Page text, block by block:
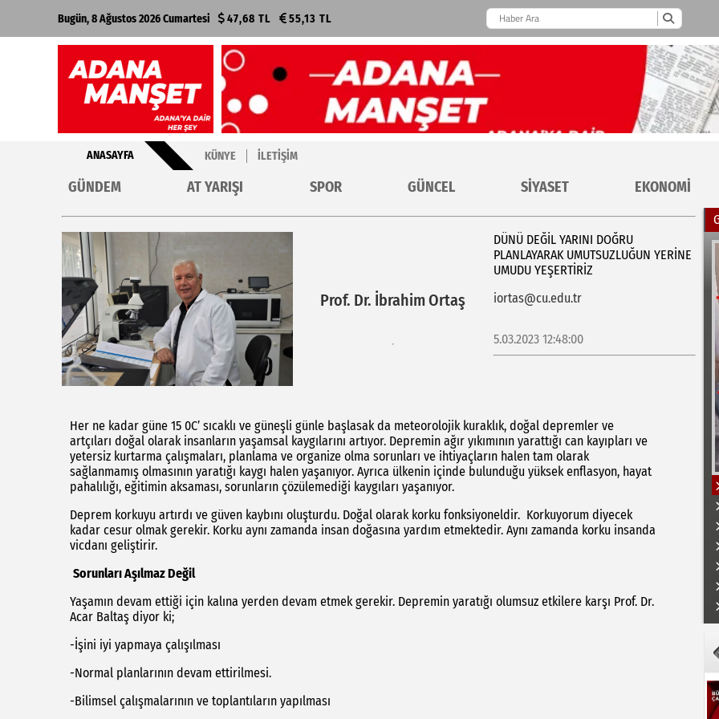
Bugün, 8 Ağustos 2026 Cumartesi 47,68 TL 55,13 TL
ANASAYFA KÜNYE İLETIŞIM
GÜNDEM AT YARIŞI SPOR GÜNCEL SİYASET EKONOMİ
Prof. Dr. İbrahim Ortaş
DÜNÜ DEĞIL YARINI DOĞRU
PLANLAYARAK UMUTSUZLUĞUN YERINE
UMUDU YEŞERTIRIZ
iortas@cu.edu.tr
5.03.2023 12:48:00
Her ne kadar güne 15 0C’ sıcaklı ve güneşli günle başlasak da meteorolojik kuraklık, doğal depremler ve
artçıları doğal olarak insanların yaşamsal kaygılarını artıyor. Depremin ağır yıkımının yarattığı can kayıpları ve
yetersiz kurtarma çalışmaları, planlama ve organize olma sorunları ve ihtiyaçların halen tam olarak
sağlanmamış olmasının yaratığı kaygı halen yaşanıyor. Ayrıca ülkenin içinde bulunduğu yüksek enflasyon, hayat
pahalılığı, eğitimin aksaması, sorunların çözülemediği kaygıları yaşanıyor.
Deprem korkuyu artırdı ve güven kaybını oluşturdu. Doğal olarak korku fonksiyoneldir. Korkuyorum diyecek
kadar cesur olmak gerekir. Korku aynı zamanda insan doğasına yardım etmektedir. Aynı zamanda korku insanda
vicdanı geliştirir.
Sorunları Aşılmaz Değil
Yaşamın devam ettiği için kalına yerden devam etmek gerekir. Depremin yaratığı olumsuz etkilere karşı Prof. Dr.
Acar Baltaş diyor ki;
-İşini iyi yapmaya çalışılması
-Normal planlarının devam ettirilmesi.
-Bilimsel çalışmalarının ve toplantıların yapılması